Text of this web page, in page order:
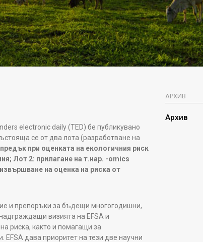
electronic daily (TED) бе публикувано
се от два лота (разработване на
при оценката на екологичния риск
Лот 2: прилагане на т.нар. -omics
на оценка на риска от
и препоръки за бъдещи многогодишни,
визията на EFSA и
риска, както и помагащи за
дава приоритет на тези две научни
АРХИВ
Архив